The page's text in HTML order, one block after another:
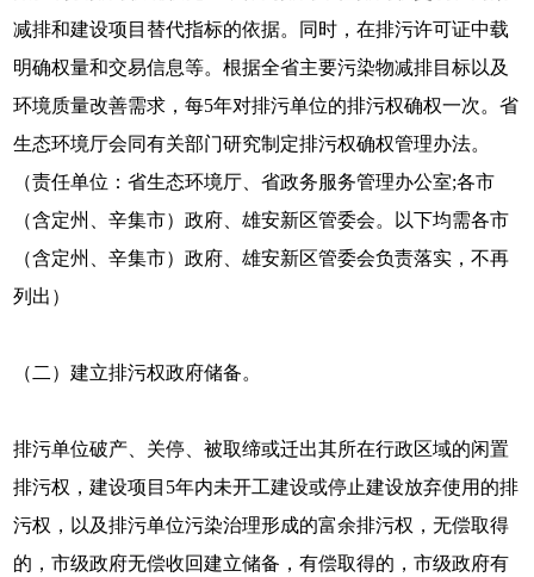
减排和建设项目替代指标的依据。同时，在排污许可证中载
明确权量和交易信息等。根据全省主要污染物减排目标以及
环境质量改善需求，每5年对排污单位的排污权确权一次。省
生态环境厅会同有关部门研究制定排污权确权管理办法。
（责任单位：省生态环境厅、省政务服务管理办公室;各市
（含定州、辛集市）政府、雄安新区管委会。以下均需各市
（含定州、辛集市）政府、雄安新区管委会负责落实，不再
列出）
（二）建立排污权政府储备。
排污单位破产、关停、被取缔或迁出其所在行政区域的闲置
排污权，建设项目5年内未开工建设或停止建设放弃使用的排
污权，以及排污单位污染治理形成的富余排污权，无偿取得
的，市级政府无偿收回建立储备，有偿取得的，市级政府有